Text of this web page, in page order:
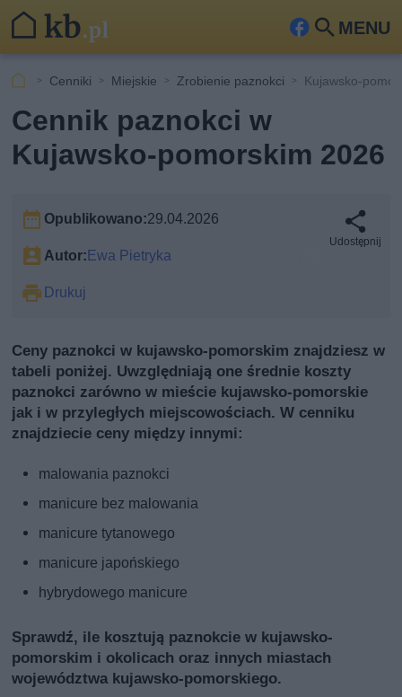
MENU
Fa
ook
Szu
kaj
Cenniki Miejskie Zrobienie paznokci Kujawsko-
Cennik paznokci w
Kujawsko-pomorskim 2026
Opublikowano:29.04.2026
Autor:Ewa Pietryka
Drukuj
Udostępnij
Ceny paznokci w kujawsko-pomorskim znajdziesz w
tabeli poniżej. Uwzględniają one średnie koszty
paznokci zarówno w mieście kujawsko-pomorskie
jak i w przyległych miejscowościach. W cenniku
znajdziecie ceny między innymi:
malowania paznokci
manicure bez malowania
manicure tytanowego
manicure japońskiego
hybrydowego manicure
Sprawdź, ile kosztują paznokcie w kujawsko-
pomorskim i okolicach oraz innych miastach
województwa kujawsko-pomorskiego.